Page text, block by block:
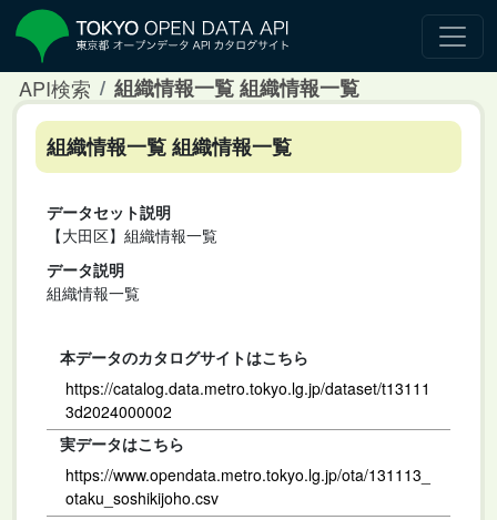
API検索 組織情報一覧 組織情報一覧
組織情報一覧 組織情報一覧
データセット説明
【大田区】組織情報一覧
データ説明
組織情報一覧
本データのカタログサイトはこちら
https://catalog.data.metro.tokyo.lg.jp/dataset/t13111
3d2024000002
実データはこちら
https://www.opendata.metro.tokyo.lg.jp/ota/131113_
otaku_soshikijoho.csv